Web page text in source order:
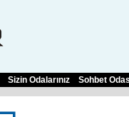
Sizin Odalarınız Sohbet